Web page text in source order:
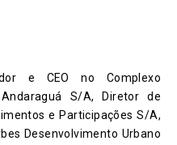
e CEO no Complexo
S/A, Diretor de
e Participações S/A,
Desenvolvimento Urbano